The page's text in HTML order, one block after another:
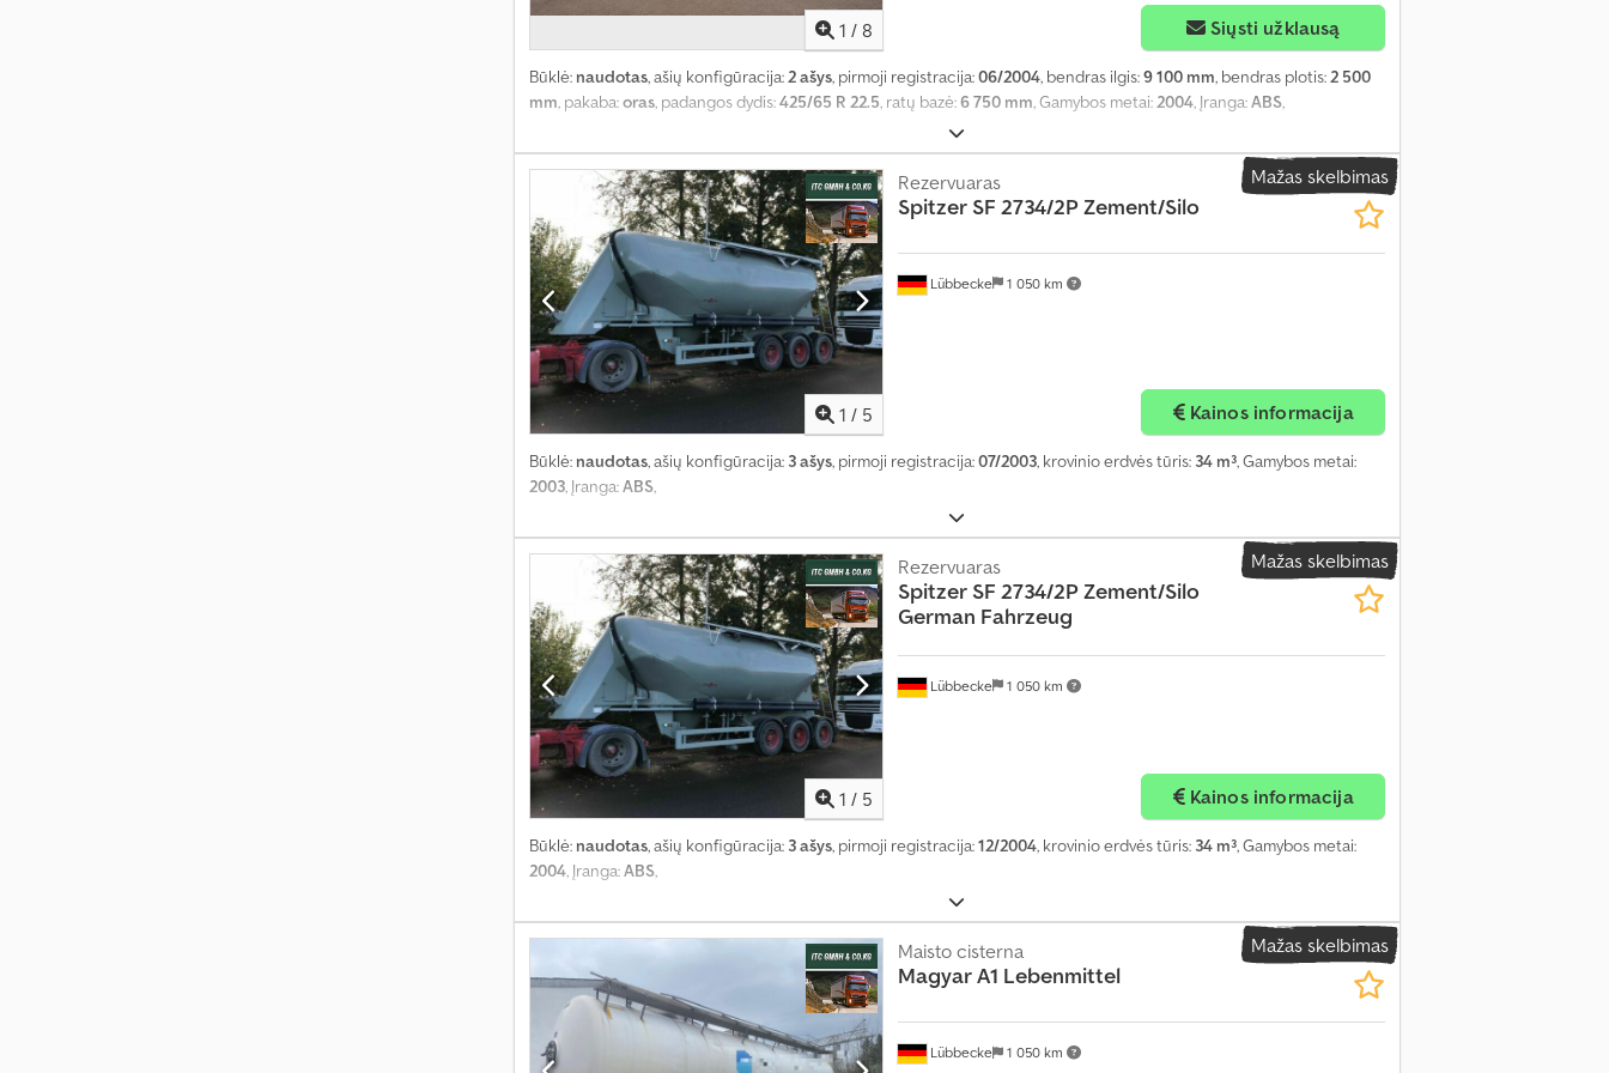
1 / 8 Siųsti užklausą
Būklė: naudotas, ašių konfigūracija:2 ašys, pirmoji registracija:06/2004, bendras ilgis:9 100 mm, bendras plotis:2 500
mm, pakaba:oras, padangos dydis:425/65 R 22.5, ratų bazė:6 750 mm, Gamybos metai:2004, Įranga:ABS,
Mažas skelbimas
1 / 5
Lübbecke 1 050 km
Rezervuaras
Spitzer SF 2734/2P Zement/Silo
Kainos informacija
Būklė: naudotas, ašių konfigūracija: 3 ašys, pirmoji registracija:07/2003, krovinio erdvės tūris: 34 m³, Gamybos metai:
2003, Įranga:ABS,
Mažas skelbimas
1 / 5
Lübbecke 1 050 km
Rezervuaras
Spitzer SF 2734/2P Zement/Silo
German Fahrzeug
Kainos informacija
Būklė: naudotas, ašių konfigūracija: 3 ašys, pirmoji registracija:12/2004, krovinio erdvės tūris: 34 m³, Gamybos metai:
2004, Įranga:ABS,
Mažas skelbimas
Lübbecke 1 050 km
Maisto cisterna
MagyarA1 Lebenmittel